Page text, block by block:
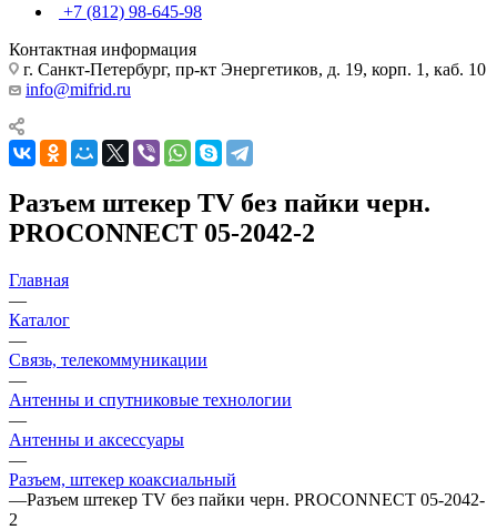
+7 (812) 98-645-98
Контактная информация
г. Санкт-Петербург, пр-кт Энергетиков, д. 19, корп. 1, каб. 10
info@mifrid.ru
Разъем штекер TV без пайки черн.
PROCONNECT 05-2042-2
Главная
—
Каталог
—
Связь, телекоммуникации
—
Антенны и спутниковые технологии
—
Антенны и аксессуары
—
Разъем, штекер коаксиальный
—Разъем штекер TV без пайки черн. PROCONNECT 05-2042-
2